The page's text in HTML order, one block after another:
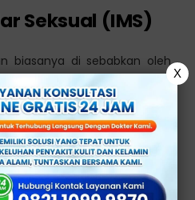
Seksual (IMS)
biasanya di sebabkan oleh
herpes genital, sifilis, atau
Kelenjar
X